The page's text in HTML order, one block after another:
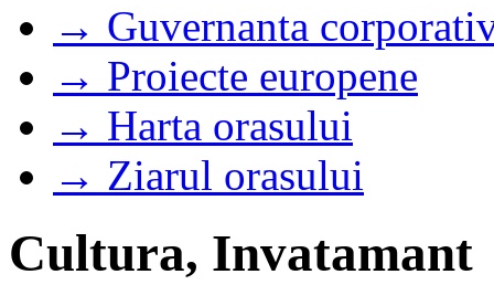
→ Guvernanta
→ Proiecte europene
→ Harta orasului
→ Ziarul orasului
Cultura, Invatamant